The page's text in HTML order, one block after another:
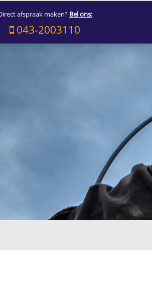
afspraak maken? Bel ons:
043-2003110